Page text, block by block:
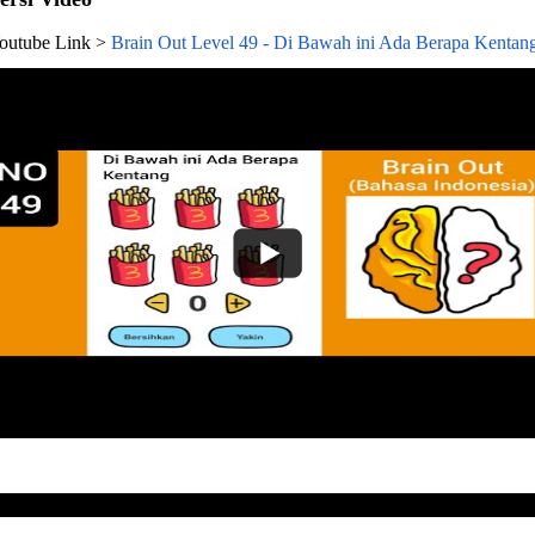
Link > Brain Out Level 49 - Di Bawah ini Ada Berapa